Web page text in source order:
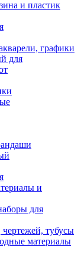
и пластик
графики
для
и
для
тубусы
материалы